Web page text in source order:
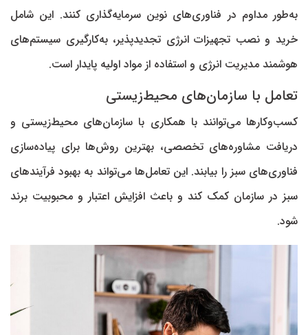
به‌طور مداوم در فناوری‌های نوین سرمایه‌گذاری کنند. این شامل
خرید و نصب تجهیزات انرژی تجدیدپذیر، به‌کارگیری سیستم‌های
هوشمند مدیریت انرژی و استفاده از مواد اولیه پایدار است.
تعامل با سازمان‌های محیط‌زیستی
کسب‌وکار‌ها می‌توانند با همکاری با سازمان‌های محیط‌زیستی و
دریافت مشاوره‌های تخصصی، بهترین روش‌ها برای پیاده‌سازی
فناوری‌های سبز را بیابند. این تعامل‌ها می‌تواند به بهبود فرآیند‌های
سبز در سازمان کمک کند و باعث افزایش اعتبار و محبوبیت برند
شود.